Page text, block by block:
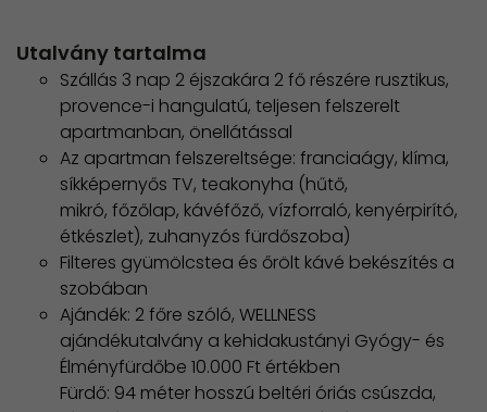
Utalvány tartalma
Szállás 3 nap 2 éjszakára 2 fő részére rusztikus,
provence-i hangulatú, teljesen felszerelt
apartmanban, önellátással
Az apartman felszereltsége: franciaágy, klíma,
síkképernyős TV, teakonyha (hűtő,
mikró, főzőlap, kávéfőző, vízforraló, kenyérpirító,
étkészlet), zuhanyzós fürdőszoba)
Filteres gyümölcstea és őrölt kávé bekészítés a
szobában
Ajándék: 2 főre szóló, WELLNESS
ajándékutalvány a kehidakustányi Gyógy- és
Élményfürdőbe 10.000 Ft értékben
Fürdő: 94 méter hosszú beltéri óriás csúszda,